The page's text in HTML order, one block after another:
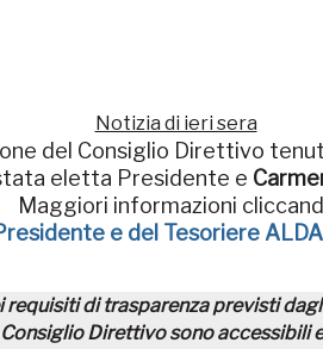
Notizia di ieri sera
del Consiglio Direttivo
eletta Presidente e
Maggiori informazioni
e del Tesoriere
di trasparenza previsti
Direttivo sono accessibili